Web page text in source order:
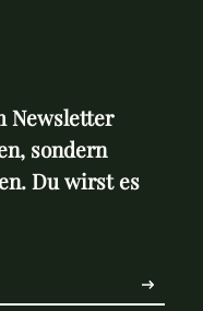
Newsletter
sondern
Du wirst es